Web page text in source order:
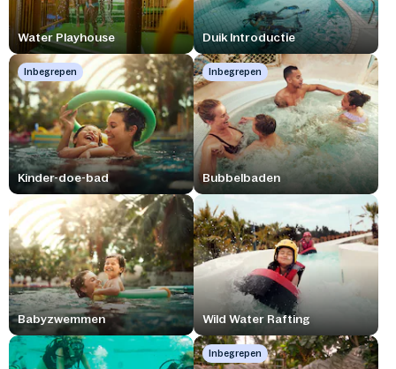
Water Playhouse Duik Introductie
Inbegrepen
Kinder-doe-bad
Inbegrepen
Bubbelbaden
Babyzwemmen Wild Water Rafting
Inbegrepen